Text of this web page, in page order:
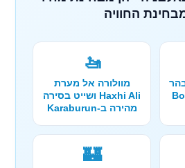
החוויה
🚤
מוולורה אל מערת
Haxhi Ali ושייט בסירה
מהירה ב-Karaburun
🏰